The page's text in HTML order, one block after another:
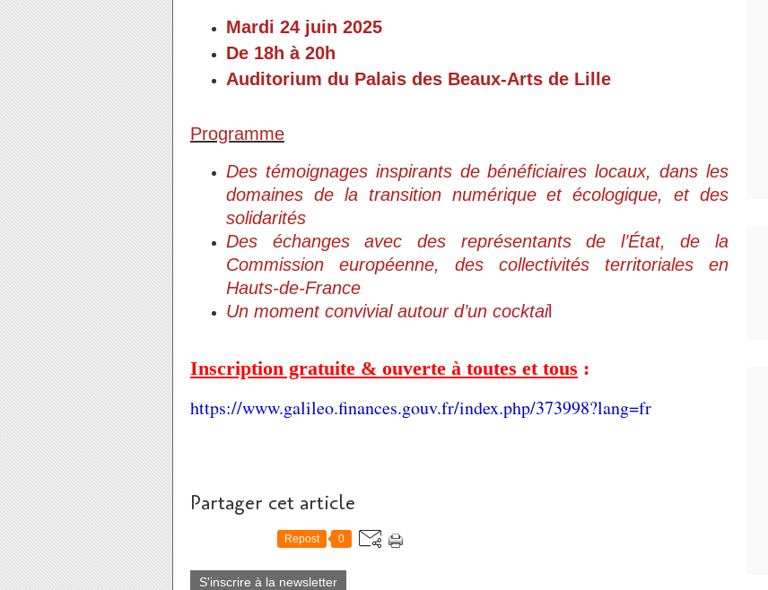
Mardi 24 juin 2025
De 18h à 20h
Auditorium du Palais des Beaux-Arts de Lille
Programme
Des témoignages inspirants de bénéficiaires locaux, dans les
domaines de la transition numérique et écologique, et des
solidarités
Des échanges avec des représentants de l’État, de la
Commission européenne, des collectivités territoriales en
Hauts-de-France
Un moment convivial autour d’un cocktail
Inscription gratuite & ouverte à toutes et tous :
https://www.galileo.finances.gouv.fr/index.php/373998?lang=fr
Partager cet article
Repost 0
S'inscrire à la newsletter